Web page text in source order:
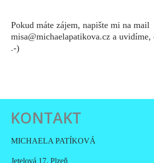
Pokud máte zájem, napište mi na mail
misa@michaelapatikova.cz a uvidíme,
.-)
KONTAKT
MICHAELA PATÍKOVÁ
Jetelová 17, Plzeň